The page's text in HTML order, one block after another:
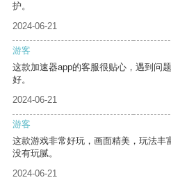
护。
2024-06-21
游客
这款加速器app的客服很贴心，遇到问
好。
2024-06-21
游客
这款游戏非常好玩，画面精美，玩法丰
没有玩腻。
2024-06-21